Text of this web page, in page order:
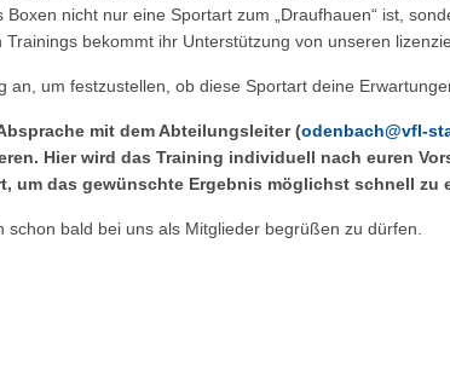
nicht nur eine Sportart zum „Draufhauen“ ist,
bekommt ihr Unterstützung von unseren
an, um festzustellen, ob diese Sportart deine
mit dem Abteilungsleiter (odenbach@vfl-
Hier wird das Training individuell nach euren
um das gewünschte Ergebnis möglichst schnell zu
bald bei uns als Mitglieder begrüßen zu dürfen.